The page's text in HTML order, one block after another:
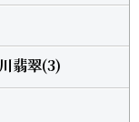
翡翠(3)